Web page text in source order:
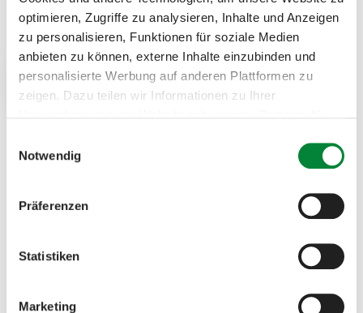
optimieren, Zugriffe zu analysieren, Inhalte und Anzeigen
zu personalisieren, Funktionen für soziale Medien
anbieten zu können, externe Inhalte einzubinden und
personalisierte Werbung auf anderen Plattformen zu
zeigen. Dazu teilen wir Informationen zu Ihrer
zu technisch nicht notwendigen Cookies können Sie
Weiterführende Details zu den auf unserer Website
eingesetzten Diensten finden Sie in unserer
Mehr über uns im
Notwendig
Präferenzen
Statistiken
Marketing
© TV Region Graz - Die Abbilderei 1/5
Piberstraße 15
E-Mail